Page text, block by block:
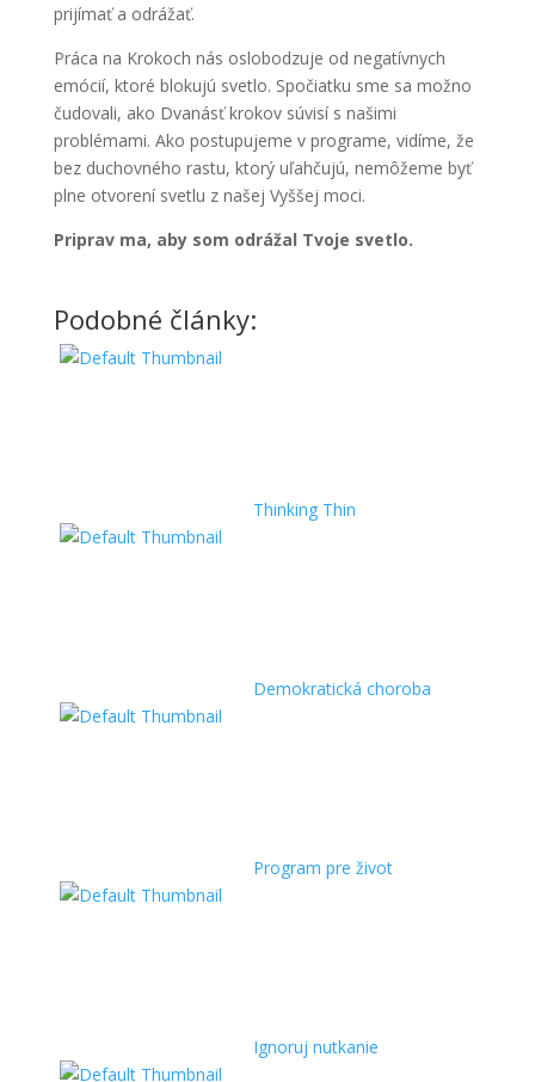
prijímať a odrážať.
Práca na Krokoch nás oslobodzuje od negatívnych
emócií, ktoré blokujú svetlo. Spočiatku sme sa možno
čudovali, ako Dvanásť krokov súvisí s našimi
problémami. Ako postupujeme v programe, vidíme, že
bez duchovného rastu, ktorý uľahčujú, nemôžeme byť
plne otvorení svetlu z našej Vyššej moci.
Priprav ma, aby som odrážal Tvoje svetlo.
Podobné články:
Thinking Thin
Demokratická choroba
Program pre život
Ignoruj nutkanie